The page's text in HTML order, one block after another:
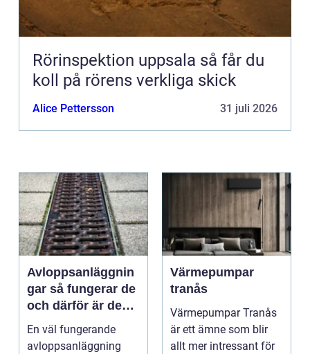
Rörinspektion uppsala så får du
koll på rörens verkliga skick
Alice Pettersson 31 juli 2026
Avloppsanläggnin
gar så fungerar de
och därför är de
viktigare än många
tror
En väl fungerande
avloppsanläggning
Värmepumpar
tranås
Värmepumpar Tranås
är ett ämne som blir
allt mer intressant för